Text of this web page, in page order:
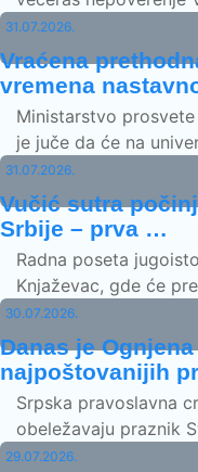
31.07.2026.
Vraćena
vremena
Ministarstvo
je juče da će na
31.07.2026.
Vučić sutra
Srbije – prva …
Radna poseta
Knjaževac, gde će
30.07.2026.
Danas je
najpoštovanijih
Srpska pravoslavna
obeležavaju praznik
29.07.2026.